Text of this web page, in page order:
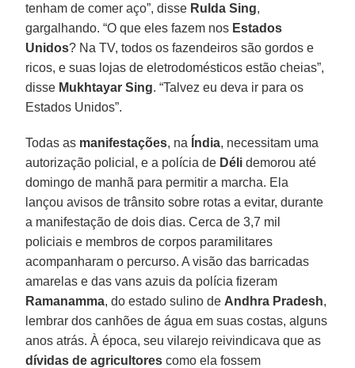
tenham de comer aço”, disse Rulda Sing,
gargalhando. “O que eles fazem nos Estados
Unidos? Na TV, todos os fazendeiros são gordos e
ricos, e suas lojas de eletrodomésticos estão cheias”,
disse Mukhtayar Sing. “Talvez eu deva ir para os
Estados Unidos”.
Todas as manifestações, na Índia, necessitam uma
autorização policial, e a polícia de Déli demorou até
domingo de manhã para permitir a marcha. Ela
lançou avisos de trânsito sobre rotas a evitar, durante
a manifestação de dois dias. Cerca de 3,7 mil
policiais e membros de corpos paramilitares
acompanharam o percurso. A visão das barricadas
amarelas e das vans azuis da polícia fizeram
Ramanamma, do estado sulino de Andhra Pradesh,
lembrar dos canhões de água em suas costas, alguns
anos atrás. À época, seu vilarejo reivindicava que as
dívidas de agricultores como ela fossem